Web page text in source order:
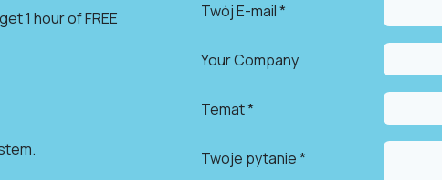
1 hour of FREE
Twój E-mail *
Your Company
Temat *
Twoje pytanie *